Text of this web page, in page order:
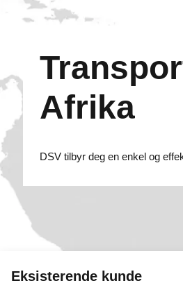
Afrika
DSV tilbyr deg en enkel og
Eksisterende kunde